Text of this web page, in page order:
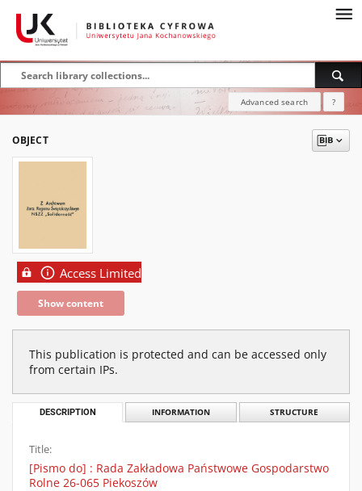
Advanced search ?
OBJECT
Access Limited
Show content
This publication is protected and can be accessed only
from certain IPs.
DESCRIPTION INFORMATION STRUCTURE
Title:
[Pismo do] : Rada Zakładowa Państwowe Gospodarstwo
Rolne 26-065 Piekoszów